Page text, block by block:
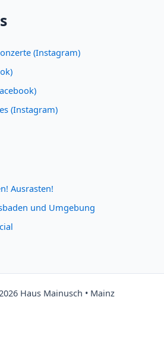
(Instagram)
(Instagram)
Ausrasten!
und Umgebung
Haus Mainusch • Mainz